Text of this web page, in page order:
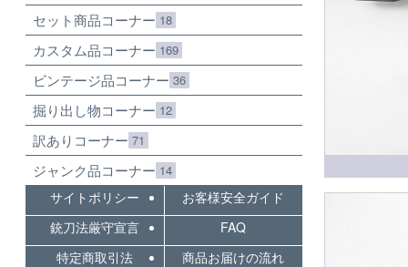
セット商品コーナー 18
カスタム品コーナー 169
ビンテージ品コーナー 36
掘り出し物コーナー 12
訳ありコーナー 71
ジャンク品コーナー 14
サイトポリシー
お客様安全ガイド
銃刀法厳守宣言
FAQ
特定商取引法
商品お届けの流れ